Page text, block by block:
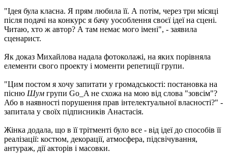
"Ідея була класна. Я прям любила її. А ​​потім, через три місяці
після подачі на конкурс я бачу уособлення своєї ідеї на сцені.
Читаю, хто ж автор? А там немає мого імені", - заявила
сценарист.
Як доказ Михайлова надала фотоколажі, на яких порівняла
елементи свого проекту і моменти репетиції групи.
"Цим постом я хочу запитати у громадськості: постановка на
пісню Шум групи Go_A не схожа на мою від слова "зовсім"?
Або в наявності порушення прав інтелектуальної власності?" -
запитала у своїх підписників Анастасія.
Жінка додала, що в її трітменті було все - від ідеї до способів її
реалізації: костюм, декорації, атмосфера, підсвічування,
антураж, дії акторів і масовки.